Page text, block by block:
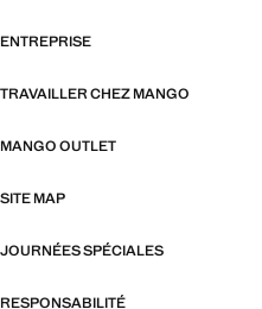
ENTREPRISE
TRAVAILLER CHEZ MANGO
MANGO OUTLET
SITE MAP
JOURNÉES SPÉCIALES
RESPONSABILITÉ